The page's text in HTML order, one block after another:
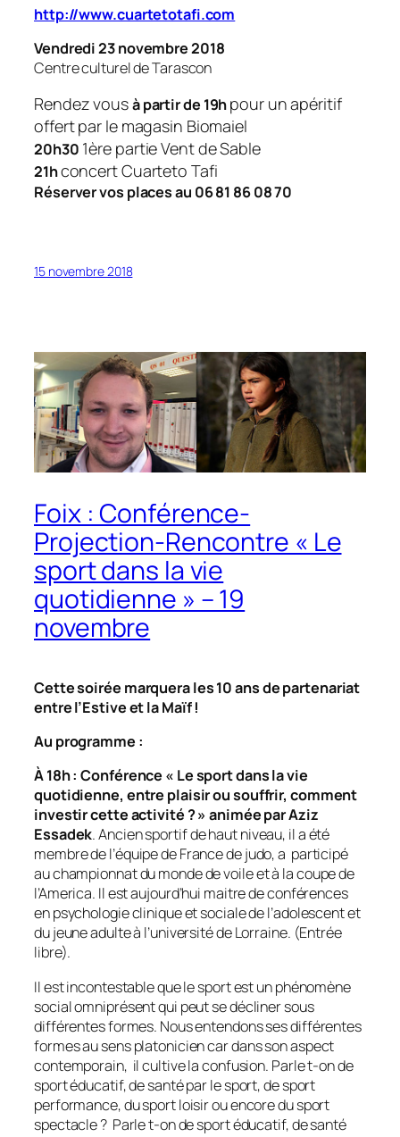
http://www.cuartetotafi.com
Vendredi 23 novembre 2018
Centre culturel de Tarascon
Rendez vousà partir de 19hpour un apéritif
offert par le magasin Biomaiel
20h30 1ère partie Vent de Sable
21hconcert Cuarteto Tafi
Réserver vos places au 06 81 86 08 70
15 novembre 2018
Foix : Conférence-
Projection-Rencontre « Le
sport dans la vie
quotidienne » – 19
novembre
Cette soirée marquera les 10 ans de partenariat
entre l’Estive et la Maïf !
Au programme :
À 18h : Conférence « Le sport dans la vie
quotidienne, entre plaisir ou souffrir, comment
investir cette activité ? » animée par Aziz
Essadek. Ancien sportif de haut niveau, il a été
membre de l’équipe de France de judo, a participé
au championnat du monde de voile et à la coupe de
l’America. Il est aujourd’hui maitre de conférences
en psychologie clinique et sociale de l’adolescent et
du jeune adulte à l’université de Lorraine. (Entrée
libre).
Il est incontestable que le sport est un phénomène
social omniprésent qui peut se décliner sous
différentes formes. Nous entendons ses différentes
formes au sens platonicien car dans son aspect
contemporain, il cultive la confusion. Parle t-on de
sport éducatif, de santé par le sport, de sport
performance, du sport loisir ou encore du sport
spectacle ? Parle t-on de sport éducatif, de santé